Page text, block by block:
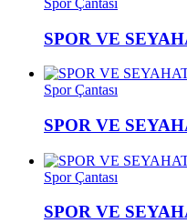
SPOR VE
Spor Çantası
SPOR VE
Spor Çantası
SPOR VE